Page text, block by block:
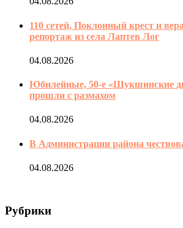
110 сетей, Поклонный крест и
репортаж из села Лаптев Лог
04.08.2026
Юбилейные, 50-е «Шукшинские
прошли с размахом
04.08.2026
В Администрации района
04.08.2026
Рубрики